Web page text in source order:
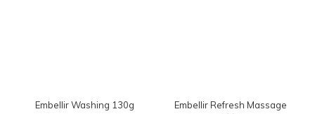
Embellir Washing 130g
Embellir Refresh Massage